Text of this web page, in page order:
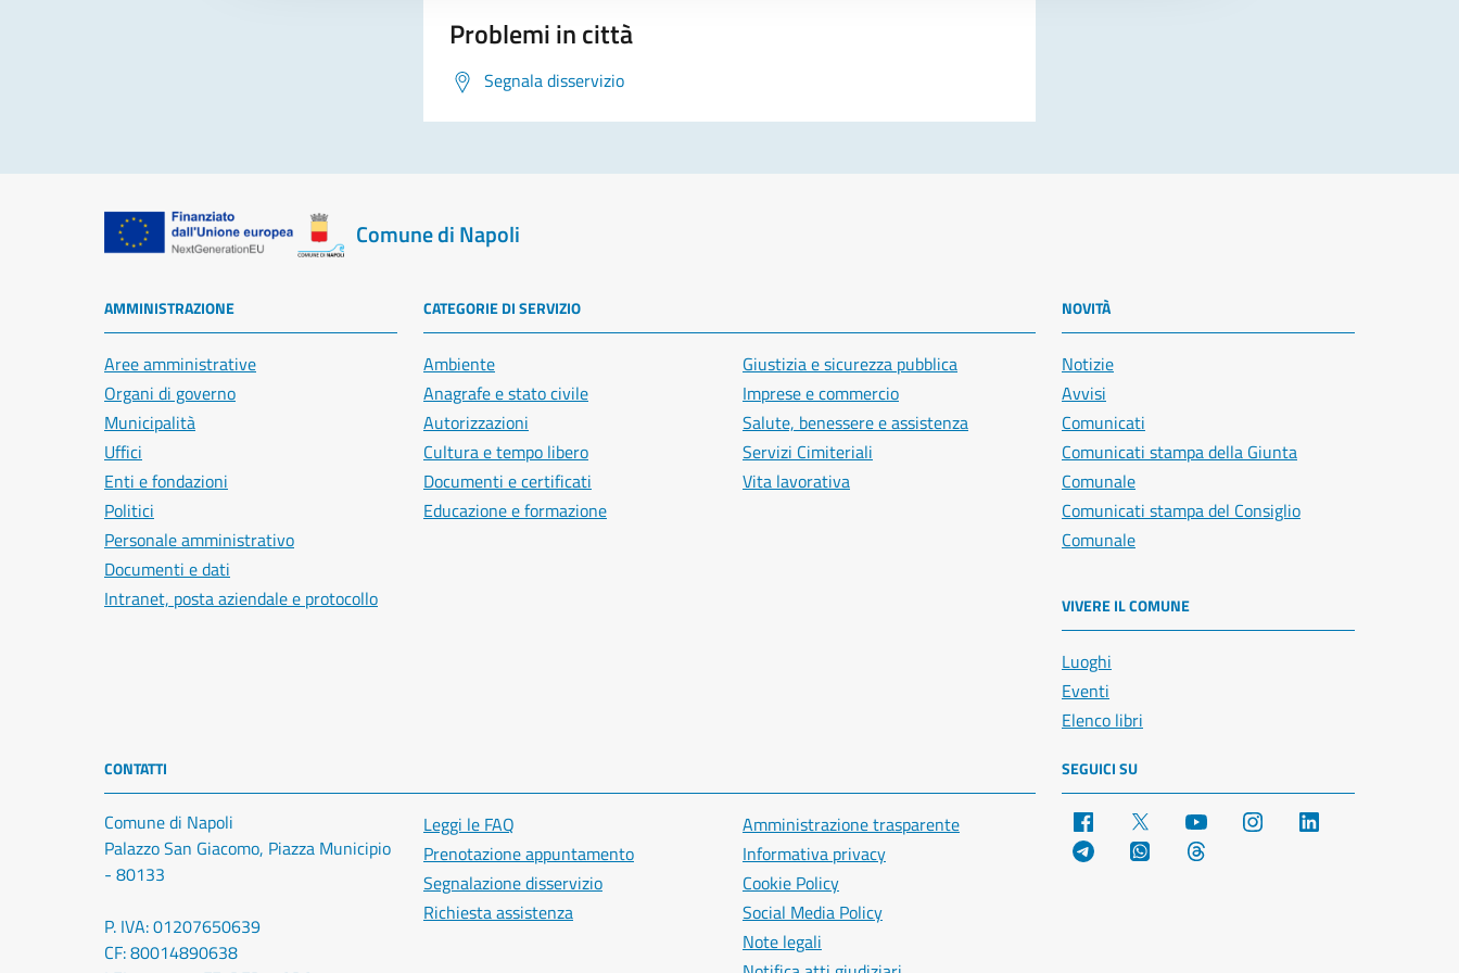
Problemi in città
Segnala disservizio
Comune di Napoli
AMMINISTRAZIONE
Aree amministrative
Organi di governo
Municipalità
Uffici
Enti e fondazioni
Politici
Personale amministrativo
Documenti e dati
Intranet, posta aziendale e protocollo
CATEGORIE DI SERVIZIO
Ambiente
Anagrafe e stato civile
Autorizzazioni
Cultura e tempo libero
Documenti e certificati
Educazione e formazione
Giustizia e sicurezza pubblica
Imprese e commercio
Salute, benessere e assistenza
Servizi Cimiteriali
Vita lavorativa
NOVITÀ
Notizie
Avvisi
Comunicati
Comunicati stampa della Giunta
Comunale
Comunicati stampa del Consiglio
Comunale
VIVERE IL COMUNE
Luoghi
Eventi
Elenco libri
CONTATTI
Comune di Napoli
Palazzo San Giacomo, Piazza Municipio
- 80133
P. IVA: 01207650639
CF: 80014890638
Leggi le FAQ
Prenotazione appuntamento
Segnalazione disservizio
Richiesta assistenza
Amministrazione trasparente
Informativa privacy
Cookie Policy
Social Media Policy
Note legali
SEGUICI SU
Facebook YouTube Instagram
Telegram WhatsApp